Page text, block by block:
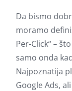
Da bismo
moramo
Per-Click“ –
samo onda
Najpoznatija
Google Ads,